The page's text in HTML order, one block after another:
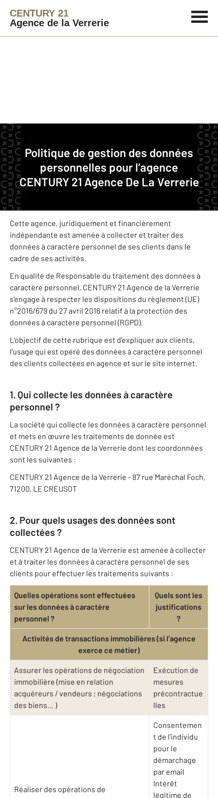
CENTURY 21
Agence de la Verrerie
Politique de gestion des données
personnelles pour l’agence
CENTURY 21 Agence De La Verrerie
Immobilier
Politique de gestion des données personnelles pour l’agence CENTURY 21
Agence de la Verrerie
CENTURY 21 Agence de la Verrerie est une agence
immobilière franchisée membre du réseau de franchise
CENTURY 21.
Cette agence, juridiquement et financièrement
indépendante est amenée à collecter et traiter des
données à caractère personnel de ses clients dans le
cadre de ses activités.
En qualité de Responsable du traitement des données à
caractère personnel, CENTURY 21 Agence de la Verrerie
s’engage à respecter les dispositions du règlement (UE)
n°2016/679 du 27 avril 2016 relatif à la protection des
données à caractère personnel (RGPD).
L’objectif de cette rubrique est d’expliquer aux clients,
l’usage qui est opéré des données à caractère personnel
des clients collectées en agence et sur le site internet.
1. Qui collecte les données à caractère
personnel ?
La société qui collecte les données à caractère personnel
et mets en œuvre les traitements de donnée est
CENTURY 21 Agence de la Verrerie dont les coordonnées
sont les suivantes :
CENTURY 21 Agence de la Verrerie - 87 rue Maréchal Foch,
71200, LE CREUSOT
2. Pour quels usages des données sont
collectées ?
CENTURY 21 Agence de la Verrerie est amenée à collecter
et à traiter les données à caractère personnel de ses
clients pour effectuer les traitements suivants :
Quelles opérations sont effectuées
sur les données à caractère
personnel ?
Quels sont les
justifications
?
Activités de transactions immobilières (si l’agence
exerce ce métier)
Assurer les opérations de négociation
immobilière (mise en relation
acquéreurs / vendeurs ; négociations
des biens… )
Exécution de
mesures
précontractue
lles
Réaliser des opérations de
Consentemen
t de l’individu
pour le
démarchage
par email
Intérêt
légitime de